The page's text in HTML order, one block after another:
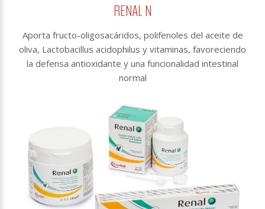
RENAL N
Aporta fructo-oligosacáridos, polifenoles del aceite de
oliva, Lactobacillus acidophilus y vitaminas, favoreciendo
la defensa antioxidante y una funcionalidad intestinal
normal